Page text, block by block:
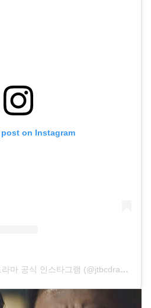
on Instagram
A post shared by JTBC 드라마 공식 인스타그램 (@jtbcdrama)